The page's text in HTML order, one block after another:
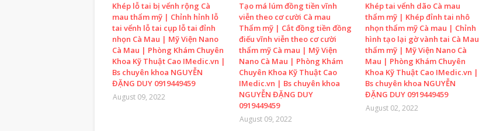
Khép lỗ tai bị vểnh rộng Cà
mau thẩm mỹ | Chỉnh hỉnh lỗ
tai vểnh lỗ tai cụp lỗ tai đỉnh
nhọn Cà Mau | Mỹ Viện Nano
Cà Mau | Phòng Khám Chuyên
Khoa Kỹ Thuật Cao IMedic.vn |
Bs chuyên khoa NGUYỄN
ĐẶNG DUY 0919449459
August 09, 2022
Tạo má lúm đồng tiền vĩnh
viễn theo cơ cười Cà mau
Thẩm mỹ | Cắt đồng tiền đồng
điếu vĩnh viễn theo cơ cười
thẩm mỹ Cà mau | Mỹ Viện
Nano Cà Mau | Phòng Khám
Chuyên Khoa Kỹ Thuật Cao
IMedic.vn | Bs chuyên khoa
NGUYỄN ĐẶNG DUY
0919449459
August 09, 2022
Khép tai vểnh dão Cà mau
thẩm mỹ | Khép đỉnh tai nhô
nhọn thẩm mỹ Cà mau | Chỉnh
hình tạo lại gờ vành tai Cà Mau
thẩm mỹ | Mỹ Viện Nano Cà
Mau | Phòng Khám Chuyên
Khoa Kỹ Thuật Cao IMedic.vn |
Bs chuyên khoa NGUYỄN
ĐẶNG DUY 0919449459
August 02, 2022